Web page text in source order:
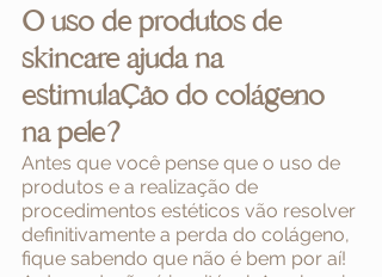
O uso de produtos de
skincare ajuda na
estimulação do colágeno
na pele?
Antes que você pense que o uso de
produtos e a realização de
procedimentos estéticos vão resolver
definitivamente a perda do colágeno,
fique sabendo que não é bem por aí!